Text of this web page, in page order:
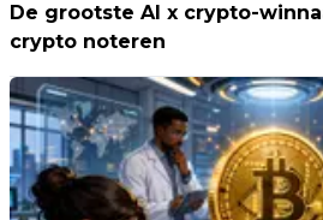
De grootste AI x crypto-
crypto noteren